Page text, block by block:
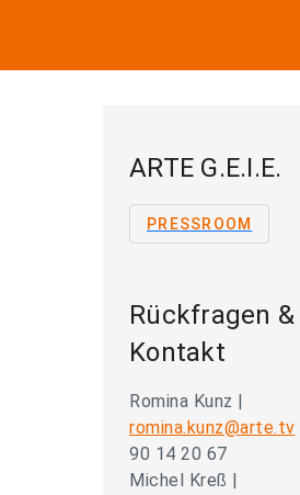
ARTE G.E.I.E.
PRESSROOM
Rückfragen &
Kontakt
Romina Kunz |
romina.kunz@arte.tv
90 14 20 67
Michel Kreß |